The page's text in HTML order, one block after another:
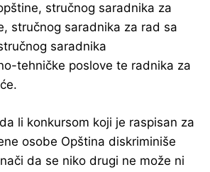
stručnog saradnika za
stručnog saradnika za rad sa
saradnika
tehničke poslove te radnika za
li konkursom koji je raspisan za
osobe Opština diskriminiše
da se niko drugi ne može ni